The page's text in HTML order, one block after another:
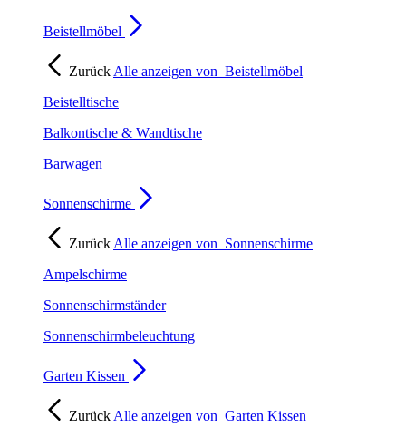
Beistellmöbel
Zurück Alle anzeigen von Beistellmöbel
Beistelltische
Balkontische & Wandtische
Barwagen
Sonnenschirme
Zurück Alle anzeigen von Sonnenschirme
Ampelschirme
Sonnenschirmständer
Sonnenschirmbeleuchtung
Garten Kissen
Zurück Alle anzeigen von Garten Kissen